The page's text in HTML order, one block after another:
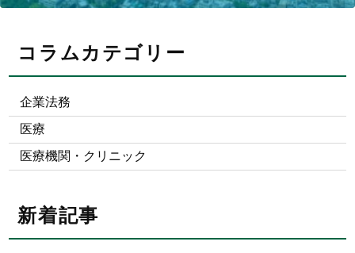
コラムカテゴリー
企業法務
医療
医療機関・クリニック
新着記事